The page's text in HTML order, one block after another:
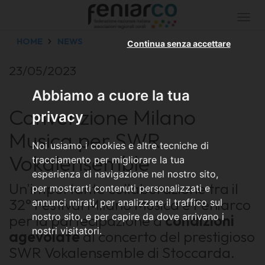
Abbiamo a cuore la tua
privacy
Noi usiamo i cookies e altre tecniche di
tracciamento per migliorare la tua
esperienza di navigazione nel nostro sito,
per mostrarti contenuti personalizzati e
annunci mirati, per analizzare il traffico sul
nostro sito, e per capire da dove arrivano i
nostri visitatori.
Continua senza accettare
HOME NEWS
23/05/2023
Convenzione Milano
Musica per SWR
Vokalensemble
Un'importante collaborazione tra il
32° Festival Milano Musica e Feniarco
per la partecipazione acondizioni
agevolateal concerto del prestigioso
SWR Vokalensemble di Stoccarda.